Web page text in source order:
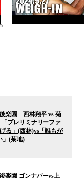
後楽園 西林翔平 vs 菊
プレリミナリーファ
る」(西林)vs「誰もが
」(菊地)
楽園 ゴンナパーvs上